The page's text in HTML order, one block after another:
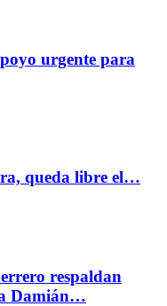
urgente para
queda libre el…
respaldan
Damián…